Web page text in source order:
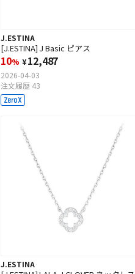
J.ESTINA
[J.ESTINA] J Basic ピアス
10% ¥12,487
2026-04-03
注文履歴 43
J.ESTINA